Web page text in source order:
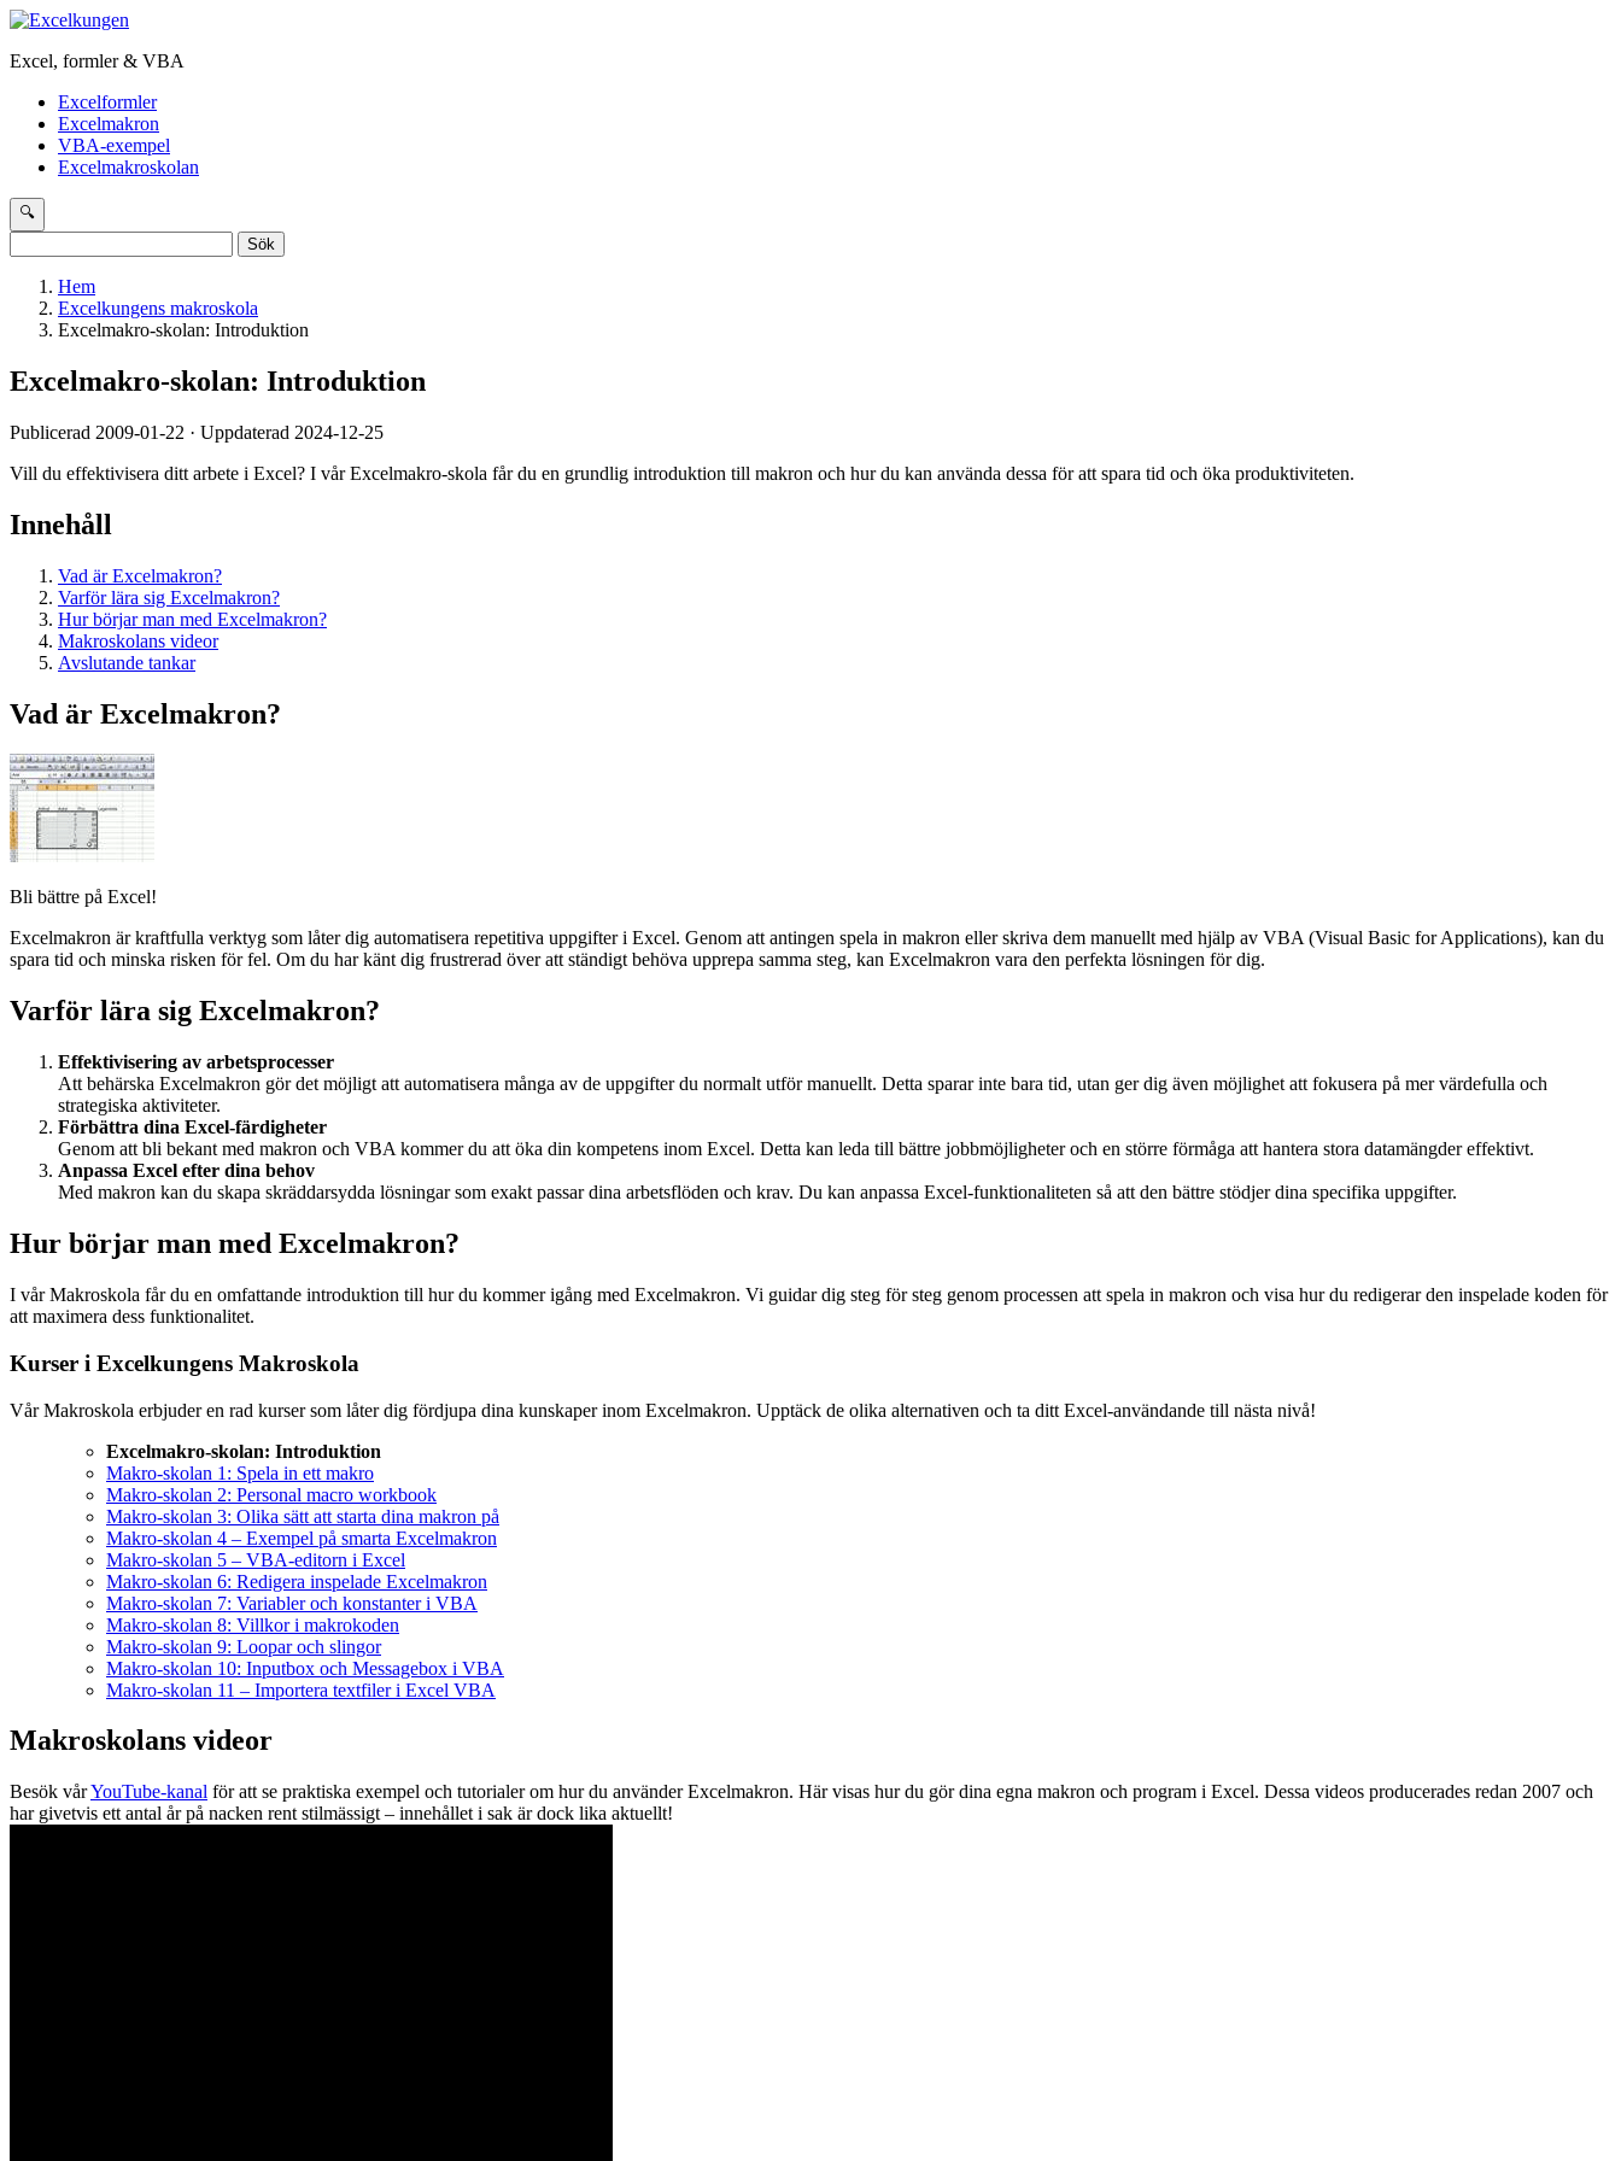
Excel, formler & VBA
Excelformler
Excelmakron
VBA-exempel
Excelmakroskolan
🔍
efter:
Hem
Excelkungens makroskola
Excelmakro-skolan: Introduktion
Excelmakro-skolan: Introduktion
Publicerad 2009-01-22 · Uppdaterad 2024-12-25
Vill du effektivisera ditt arbete i Excel? I vår Excelmakro-skola får du en grundlig introduktion till makron och hur du kan använda dessa för att spara tid och öka produktiviteten.
Innehåll
Vad är Excelmakron?
Varför lära sig Excelmakron?
Hur börjar man med Excelmakron?
Makroskolans videor
Avslutande tankar
Vad är Excelmakron?
Bli bättre på Excel!
Excelmakron är kraftfulla verktyg som låter dig automatisera repetitiva uppgifter i Excel. Genom att antingen spela in makron eller skriva dem manuellt med hjälp av VBA (Visual Basic for Applications), kan du
spara tid och minska risken för fel. Om du har känt dig frustrerad över att ständigt behöva upprepa samma steg, kan Excelmakron vara den perfekta lösningen för dig.
Varför lära sig Excelmakron?
Effektivisering av arbetsprocesser
Att behärska Excelmakron gör det möjligt att automatisera många av de uppgifter du normalt utför manuellt. Detta sparar inte bara tid, utan ger dig även möjlighet att fokusera på mer värdefulla och
strategiska aktiviteter.
Förbättra dina Excel-färdigheter
Genom att bli bekant med makron och VBA kommer du att öka din kompetens inom Excel. Detta kan leda till bättre jobbmöjligheter och en större förmåga att hantera stora datamängder effektivt.
Anpassa Excel efter dina behov
Med makron kan du skapa skräddarsydda lösningar som exakt passar dina arbetsflöden och krav. Du kan anpassa Excel-funktionaliteten så att den bättre stödjer dina specifika uppgifter.
Hur börjar man med Excelmakron?
I vår Makroskola får du en omfattande introduktion till hur du kommer igång med Excelmakron. Vi guidar dig steg för steg genom processen att spela in makron och visa hur du redigerar den inspelade koden för
att maximera dess funktionalitet.
Kurser i Excelkungens Makroskola
Vår Makroskola erbjuder en rad kurser som låter dig fördjupa dina kunskaper inom Excelmakron. Upptäck de olika alternativen och ta ditt Excel-användande till nästa nivå!
Excelmakro-skolan: Introduktion
Makro-skolan 1: Spela in ett makro
Makro-skolan 2: Personal macro workbook
Makro-skolan 3: Olika sätt att starta dina makron på
Makro-skolan 4 – Exempel på smarta Excelmakron
Makro-skolan 5 – VBA-editorn i Excel
Makro-skolan 6: Redigera inspelade Excelmakron
Makro-skolan 7: Variabler och konstanter i VBA
Makro-skolan 8: Villkor i makrokoden
Makro-skolan 9: Loopar och slingor
Makro-skolan 10: Inputbox och Messagebox i VBA
Makro-skolan 11 – Importera textfiler i Excel VBA
Makroskolans videor
Besök vårYouTube-kanal för att se praktiska exempel och tutorialer om hur du använder Excelmakron. Här visas hur du gör dina egna makron och program i Excel. Dessa videos producerades redan 2007 och
har givetvis ett antal år på nacken rent stilmässigt – innehållet i sak är dock lika aktuellt!